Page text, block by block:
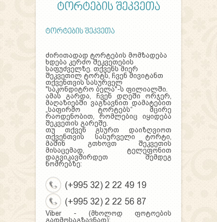
ტორტების შეკვეთა
ტორტების შეკვეთა
ძირითადად ტორტების მომზადება
ხდება კერძო შეკვეთების
საფუძველზე. თქვენს მიერ
შეკვეთილ ტორტს, ჩვენ მივიტანთ
თქვენთვის სასურველ
"საკონდიტრო ბელა"-ს ფილიალში.
ამას გარდა, ჩვენ დღეში ორჯერ,
მაღაზიებში ვაგზავნით დამატებით
„საფირმო ტორტებს“ მცირე
რაოდენობით, რომლებიც იყიდება
შეკვეთის გარეშე.
თუ თქვენ გსურთ დაიზღვიოთ
თქვენთვის სასურველი ტორტი,
მაშინ გთხოვთ შეკვეთის
მისაცემად, ტელეფონით
დაგვიკავშირდეთ შემდეგ
ნომრებზე:
(+995 32) 2 22 49 19
(+995 32) 2 22 56 87
Viber - (მხოლოდ ფოტოების
გადმოსაგზავნად):